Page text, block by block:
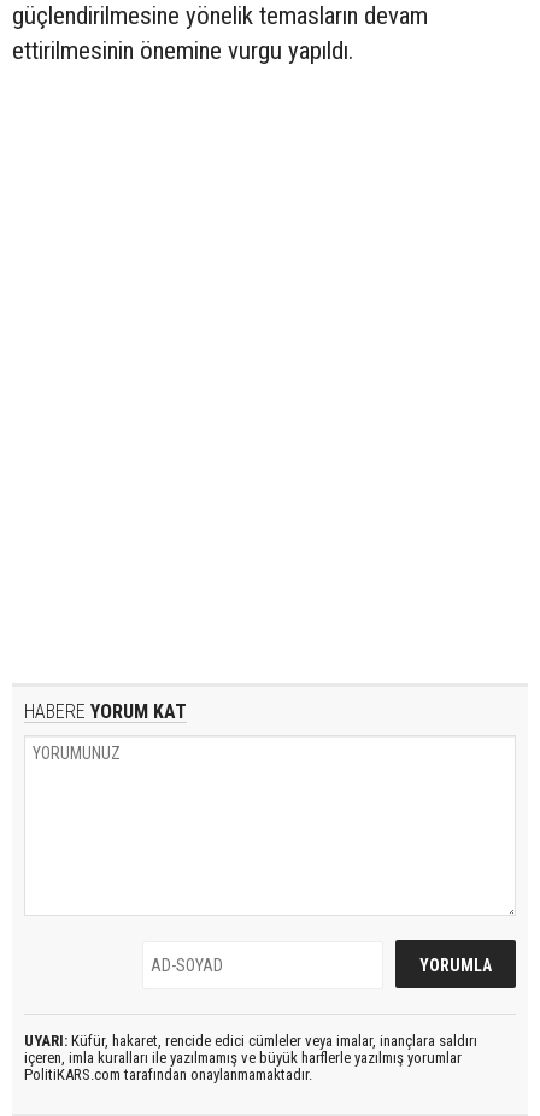
güçlendirilmesine yönelik temasların devam
ettirilmesinin önemine vurgu yapıldı.
HABERE YORUM KAT
UYARI: Küfür, hakaret, rencide edici cümleler veya imalar, inançlara saldırı
içeren, imla kuralları ile yazılmamış ve büyük harflerle yazılmış yorumlar
PolitiKARS.com tarafından onaylanmamaktadır.